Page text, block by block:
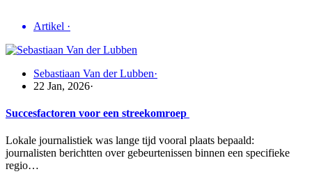
Artikel ·
Sebastiaan Van der Lubben·
22 Jan, 2026·
Succesfactoren voor een streekomroep
Lokale journalistiek was lange tijd vooral plaats bepaald:
journalisten berichtten over gebeurtenissen binnen een specifieke
regio…